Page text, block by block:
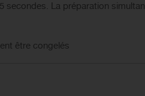
La préparation
être congelés